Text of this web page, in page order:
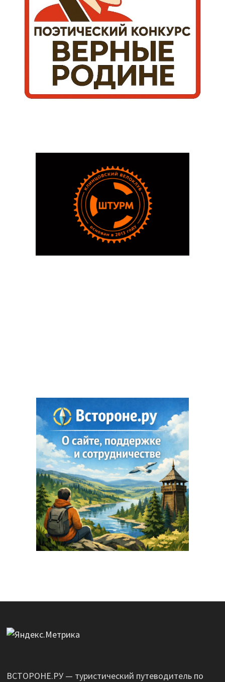
ВСТОРОНЕ.РУ — туристический путеводитель по